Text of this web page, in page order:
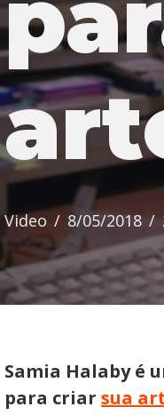
Video 8/05/2018
Samia Halaby é
para criar sua